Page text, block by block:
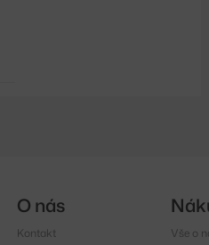
O nás
Kontakt
Vše o